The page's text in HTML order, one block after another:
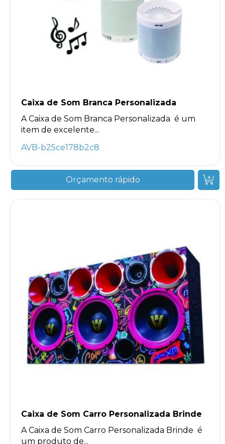
Caixa de Som Branca Personalizada
A Caixa de Som Branca Personalizada é um
item de excelente...
AVB-b25ce178b2c8
Orçamento rápido
Caixa de Som Carro Personalizada Brinde
A Caixa de Som Carro Personalizada Brinde é
um produto de...